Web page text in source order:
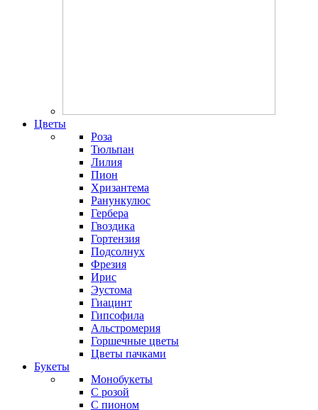
Цветы
Роза
Тюльпан
Лилия
Пион
Хризантема
Ранункулюс
Гербера
Гвоздика
Гортензия
Подсолнух
Фрезия
Ирис
Эустома
Гиацинт
Гипсофила
Альстромерия
Горшечные цветы
Цветы пачками
Букеты
Монобукеты
С розой
С пионом